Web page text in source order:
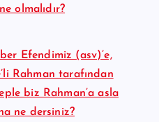
olmalıdır?
Efendimiz (asv)’e,
Rahman tarafından
biz Rahman’a asla
ne dersiniz?